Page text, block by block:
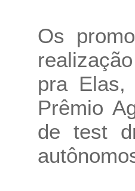
Os
pra Elas,
Prêmio
de test